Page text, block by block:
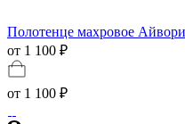
Полотенце махровое Айвори
от 1 100 ₽
от 1 100 ₽